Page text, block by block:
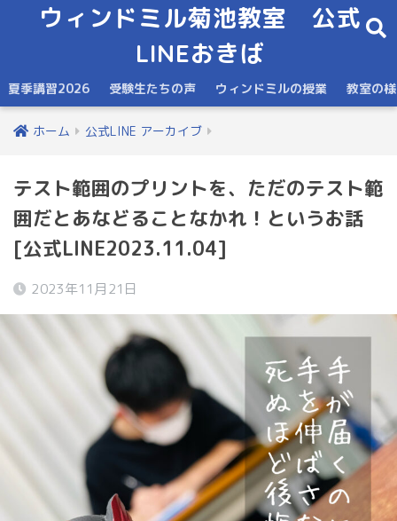
ウィンドミル菊池教室 公式
LINEおきば
夏季講習2026 受験生たちの声 ウィンドミルの授業 教室の
ホーム 公式LINE アーカイブ
テスト範囲のプリントを、ただのテスト範
囲だとあなどることなかれ！というお話
[公式LINE2023.11.04]
2023年11月21日